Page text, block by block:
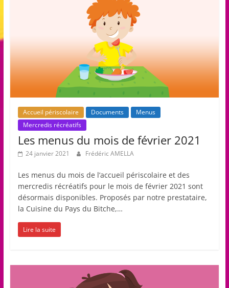
Accueil périscolaire Documents
Menus
Mercredis récréatifs
Les menus du mois de février 2021
24 janvier 2021 Frédéric AMELLA
Les menus du mois de l’accueil périscolaire et des
mercredis récréatifs pour le mois de février 2021 sont
désormais disponibles. Proposés par notre prestataire,
la Cuisine du Pays du Bitche,…
Lire la suite